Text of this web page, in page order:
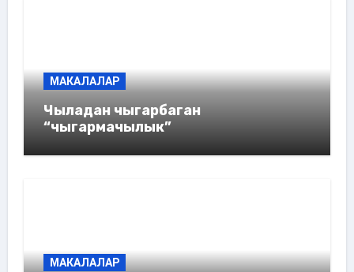
МАКАЛАЛАР
Чыладан чыгарбаган
“чыгармачылык”
МАКАЛАЛАР